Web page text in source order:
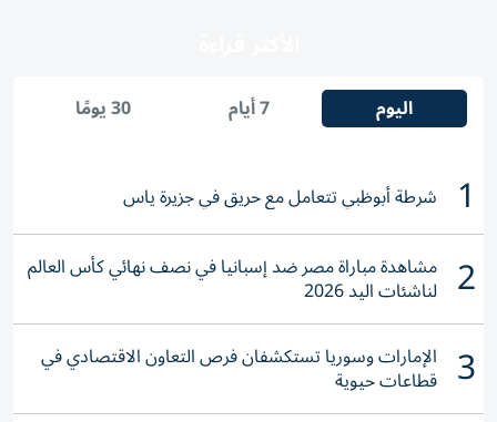
اليوم 7 أيام 30 يومًا
1 شرطة أبوظبي تتعامل مع حريق في جزيرة ياس
2 مشاهدة مباراة مصر ضد إسبانيا في نصف نهائي كأس العالم
لناشئات اليد 2026
3 الإمارات وسوريا تستكشفان فرص التعاون الاقتصادي في
قطاعات حيوية